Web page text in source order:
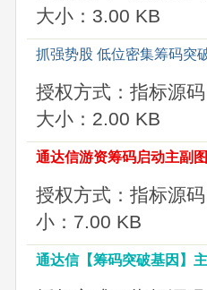
大小：3.00 KB
抓强势股 低位密集筹码突
授权方式：指标源码
大小：2.00 KB
通达信游资筹码启动主副
授权方式：指标源码
小：7.00 KB
通达信【筹码突破基因】